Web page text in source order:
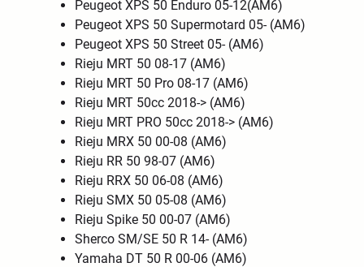
Peugeot XPS 50 Enduro 05-12(AM6)
Peugeot XPS 50 Supermotard 05- (AM6)
Peugeot XPS 50 Street 05- (AM6)
Rieju MRT 50 08-17 (AM6)
Rieju MRT 50 Pro 08-17 (AM6)
Rieju MRT 50cc 2018-> (AM6)
Rieju MRT PRO 50cc 2018-> (AM6)
Rieju MRX 50 00-08 (AM6)
Rieju RR 50 98-07 (AM6)
Rieju RRX 50 06-08 (AM6)
Rieju SMX 50 05-08 (AM6)
Rieju Spike 50 00-07 (AM6)
Sherco SM/SE 50 R 14- (AM6)
Yamaha DT 50 R 00-06 (AM6)